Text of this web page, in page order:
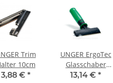
Trim
10cm
3,88 € *
UNGER ErgoTec
Glasschaber
10cm breit
13,14 € *